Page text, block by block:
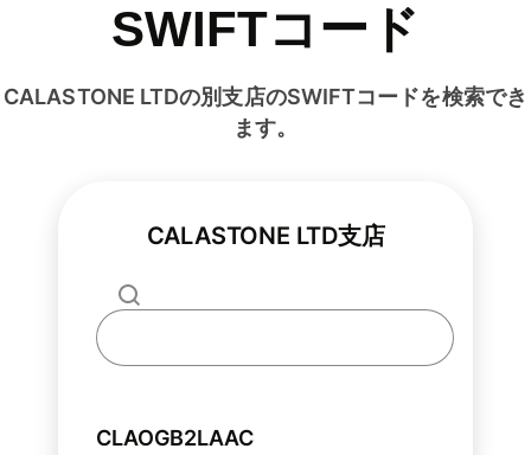
SWIFTコード
CALASTONE LTDの別支店のSWIFTコードを検索でき
ます。
CALASTONE LTD支店
CLAOGB2LAAC